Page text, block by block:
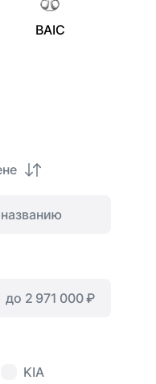
BAIC
KIA